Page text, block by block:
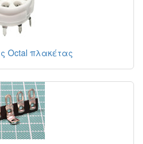
Octal πλακέτας